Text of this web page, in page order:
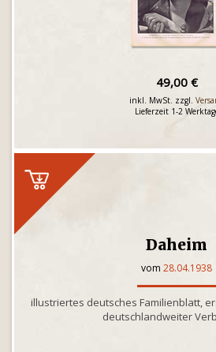
49,00 €
inkl. MwSt. zzgl.
Lieferzeit 1-2
Daheim
vom 28.04.1938
illustriertes deutsches Familienblatt,
deutschlandweiter